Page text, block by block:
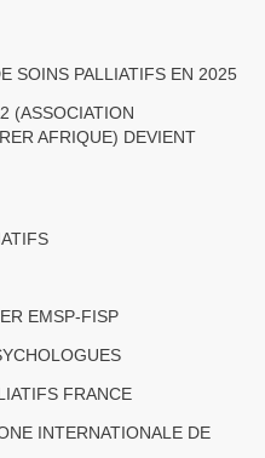
SOINS PALLIATIFS EN 2025
(ASSOCIATION
AFRIQUE) DEVIENT
EMSP-FISP
FRANCE
INTERNATIONALE DE